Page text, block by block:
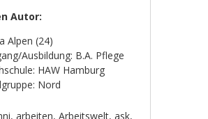
Autor:
Alpen (24)
Ausbildung: B.A. Pflege
HAW Hamburg
Nord
,arbeiten,Arbeitswelt,ask,